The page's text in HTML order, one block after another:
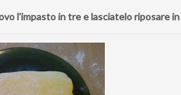
l'impasto in tre e lasciatelo riposare